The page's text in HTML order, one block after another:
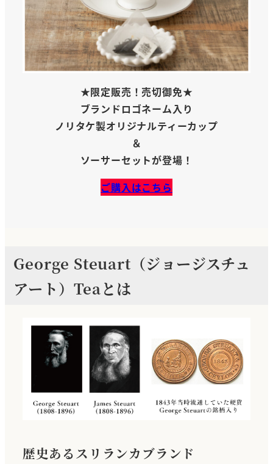
★限定販売！売切御免★
ブランドロゴネーム入り
ノリタケ製オリジナルティーカップ
＆
ソーサーセットが登場！
ご購入はこちら
George Steuart（ジョージスチュ
アート）Teaとは
歴史あるスリランカブランド